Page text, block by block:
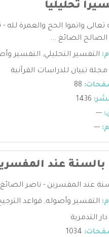
تحليليا
واتموا الحج والعمرة لله -
الصائغ ...
التفسير التحليلي, التفسير
مجلة تبيان للدراسات القرآنية
---
---
بالسنة عند
عند المفسرين - ناصر
التفسير وأصوله, قواعد
دار التدمرية